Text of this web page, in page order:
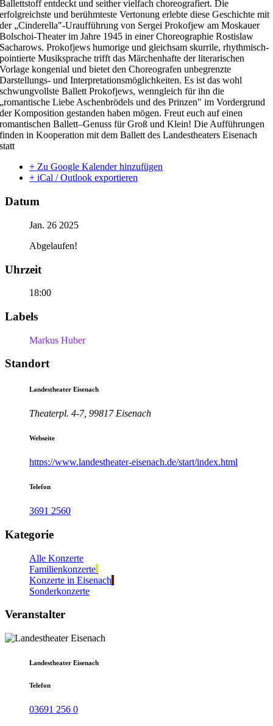
Ballettstoff entdeckt und seither vielfach choreografiert. Die
erfolgreichste und berühmteste Vertonung erlebte diese Geschichte mit
der „Cinderella"-Uraufführung von Sergei Prokofjew am Moskauer
Bolschoi-Theater im Jahre 1945 in einerChoreographie Rostislaw
Sacharows. Prokofjews humorige und gleichsam skurrile, rhythmisch-
pointierte Musiksprache trifft das Märchenhafte der literarischen
Vorlage kongenial und bietet den Choreografen unbegrenzte
Darstellungs- und Interpretationsmöglichkeiten. Es ist das wohl
schwungvollste Ballett Prokofjews, wenngleich für ihn die
„romantische Liebe Aschenbrödels und des Prinzen" im Vordergrund
der Komposition gestanden haben mögen. Freut euch auf einen
romantischen Ballett–Genuss für Groß und Klein! Die Aufführungen
finden in Kooperation mit dem Ballett des Landestheaters Eisenach
statt
+ Zu Google Kalender hinzufügen
+ iCal / Outlook exportieren
Datum
Jan. 26 2025
Abgelaufen!
Uhrzeit
18:00
Labels
Markus Huber
Standort
Landestheater Eisenach
Theaterpl. 4-7, 99817 Eisenach
Webseite
https://www.landestheater-eisenach.de/start/index.html
Telefon
3691 2560
Kategorie
Alle Konzerte
Familienkonzerte
Konzerte in Eisenach
Sonderkonzerte
Veranstalter
Landestheater Eisenach
Telefon
03691 256 0